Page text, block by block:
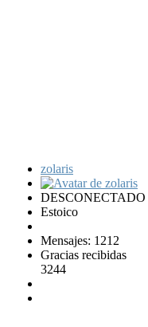
zolaris
DESCONECTADO
Estoico
Mensajes: 1212
Gracias recibidas
3244